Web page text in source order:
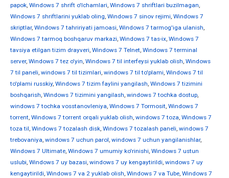
papok, Windows 7 shrift o'lchamlari, Windows 7 shriftlari buzilmagan,
Windows 7 shriftlarini yuklab oling, Windows 7 sinov rejimi, Windows 7
skriptlar, Windows 7 tahririyati jamoasi, Windows 7 tarmog'iga ulanish,
Windows 7 tarmoq boshqaruv markazi, Windows 7 tas-ix, Windows 7
tavsiya etilgan tizim drayveri, Windows 7 Telnet, Windows 7 terminal
server, Windows 7 tez o'yin, Windows 7 til interfeysi yuklab olish, Windows
7 til paneli, windows 7 til tizimlari, windows 7 til to'plami, Windows 7 til
to'plami russkiy, Windows 7 tizim faylini yangilash, Windows 7 tizimini
boshqarish, Windows 7 tizimini yangilash, windows 7 tochka dostup,
windows 7 tochka vosstanovleniya, Windows 7 Tormosit, Windows 7
torrent, Windows 7 torrent orqali yuklab olish, windows 7 toza, Windows 7
toza til, Windows 7 tozalash disk, Windows 7 tozalash paneli, windows 7
trebovaniya, windows 7 uchun parol, windows 7 uchun yangilanishlar,
Windows 7 Ultimate, Windows 7 umumiy ko'rinishi, Windows 7 ustun
uslubi, Windows 7 uy bazasi, windows 7 uy kengaytirildi, windows 7 uy
kengaytirildi, Windows 7 va 2 yuklab olish, Windows 7 va Tube, Windows 7